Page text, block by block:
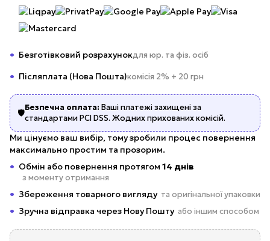
Безготівковий розрахунокдля юр. та фіз. осіб
Післяплата (Нова Пошта)комісія 2% + 20 грн
🛡️
Безпечна оплата: Ваші платежі захищені за
стандартами PCI DSS. Жодних прихованих комісій.
Ми цінуємо ваш вибір, тому зробили процес повернення
максимально простим та прозорим.
Обмін або повернення протягом 14 днів
з моменту отримання
Збереження товарного вигляду та оригінальної упаковки
Зручна відправка через Нову Пошту або іншим способом